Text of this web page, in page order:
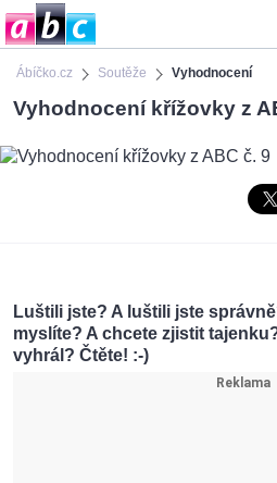
Ábíčko.cz Soutěže Vyhodnocení
Vyhodnocení křížovky z
Luštili jste? A luštili jste
myslíte? A chcete zjistit
vyhrál? Čtěte! :-)